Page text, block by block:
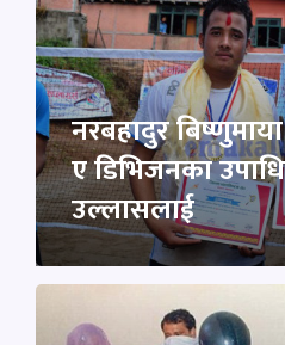
नरबहादुर
ए डिभिजनका
उल्लासलाई